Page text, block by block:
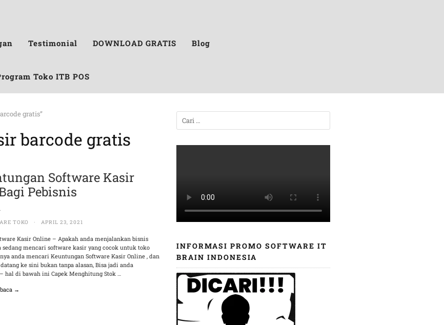
Testimonial DOWNLOAD GRATIS Blog
Toko ITB POS
gratis”
barcode gratis
Software Kasir
Pebisnis
TOKO · APRIL 23, 2021
Kasir Online – Apakah anda menjalankan bisnis
sedang mencari software kasir yang cocok untuk toko
anda mencari Keuntungan Software Kasir Online , dan
ke sini bukan tanpa alasan, Bisa jadi anda
hal di bawah ini Capek Menghitung Stok …
→
INFORMASI PROMO SOFTWARE IT
BRAIN INDONESIA